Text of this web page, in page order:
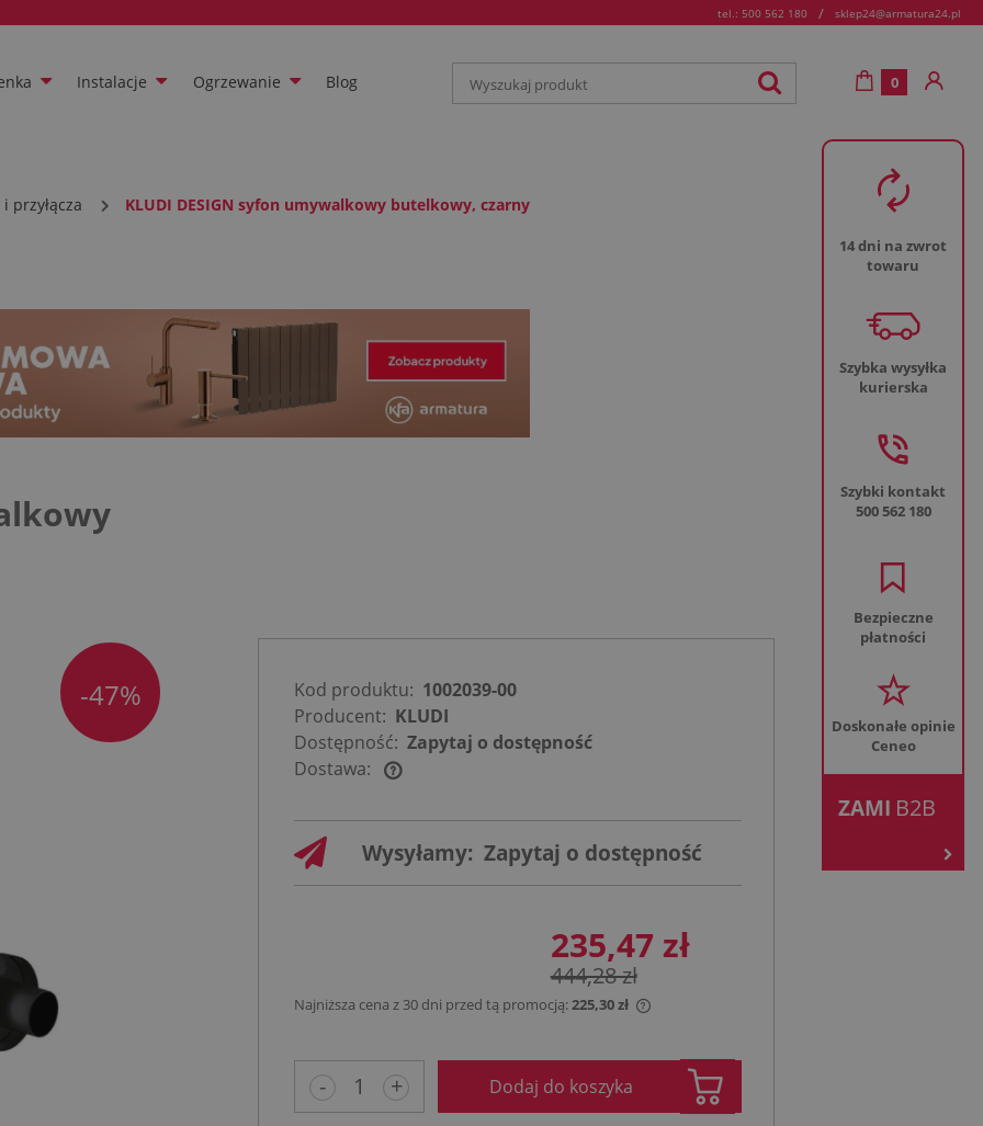
tel.: 500 562 180 / sklep24@armatura24.pl
Instalacje Ogrzewanie Blog 0
przyłącza KLUDI DESIGN syfon umywalkowy butelkowy, czarny
-47% Kod produktu: 1002039-00
Producent: KLUDI
Dostępność: Zapytaj o dostępność
Dostawa:
Cena nie
zawiera
ewentualnych
Wysyłamy: Zapytaj o dostępność
235,47 zł
444,28 zł
Najniższa cena z 30 dni przed tą promocją:225,30 zł
niż 30 dni, wyświetlana jest najniższa
cena od momentu, kiedy produkt
pojawił się w sprzedaży.
- + Dodaj do koszyka
14 dni na zwrot
towaru
Szybka wysyłka
kurierska
Szybki kontakt
500 562 180
Bezpieczne
płatności
Doskonałe opinie
Ceneo
ZAMI B2B